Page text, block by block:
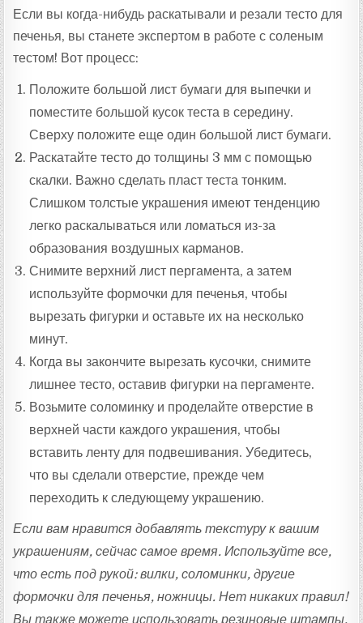
Если вы когда-нибудь раскатывали и резали тесто для
печенья, вы станете экспертом в работе с соленым
тестом! Вот процесс:
Положите большой лист бумаги для выпечки и
поместите большой кусок теста в середину.
Сверху положите еще один большой лист бумаги.
Раскатайте тесто до толщины 3 мм с помощью
скалки. Важно сделать пласт теста тонким.
Слишком толстые украшения имеют тенденцию
легко раскалываться или ломаться из-за
образования воздушных карманов.
Снимите верхний лист пергамента, а затем
используйте формочки для печенья, чтобы
вырезать фигурки и оставьте их на несколько
минут.
Когда вы закончите вырезать кусочки, снимите
лишнее тесто, оставив фигурки на пергаменте.
Возьмите соломинку и проделайте отверстие в
верхней части каждого украшения, чтобы
вставить ленту для подвешивания. Убедитесь,
что вы сделали отверстие, прежде чем
переходить к следующему украшению.
Если вам нравится добавлять текстуру к вашим
украшениям, сейчас самое время. Используйте все,
что есть под рукой: вилки, соломинки, другие
формочки для печенья, ножницы. Нет никаких правил!
Вы также можете использовать резиновые штампы.